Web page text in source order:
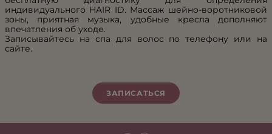
индивидуального HAIR ID. Массаж шейно-воротниковой
зоны, приятная музыка, удобные кресла дополняют
впечатления об уходе.
Записывайтесь на спа для волос по телефону или на
сайте.
ЗАПИСАТЬСЯ